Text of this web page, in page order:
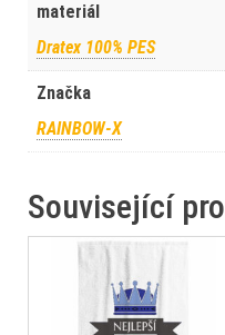
materiál
Dratex 100% PES
Značka
RAINBOW-X
Související